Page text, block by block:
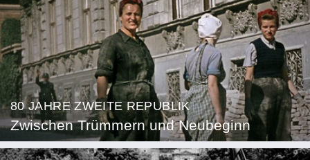
80 JAHRE ZWEITE REPUBLIK
Zwischen Trümmern und Neubeginn